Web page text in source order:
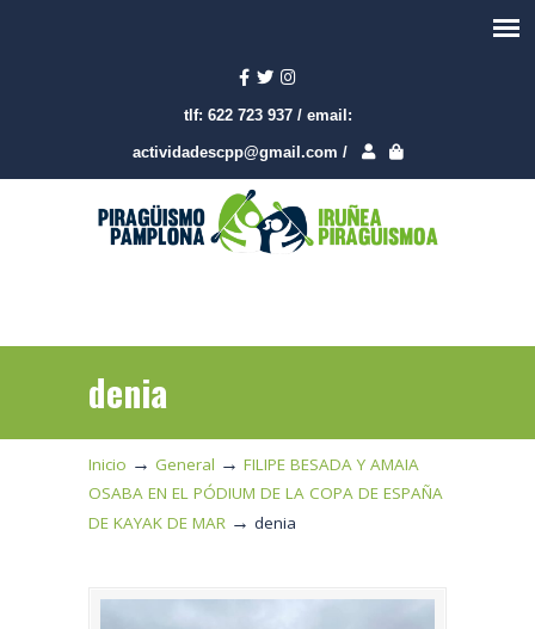
tlf: 622 723 937 / email:
actividadescpp@gmail.com /
denia
Inicio → General → FILIPE BESADA Y AMAIA
OSABA EN EL PÓDIUM DE LA COPA DE ESPAÑA
DE KAYAK DE MAR → denia